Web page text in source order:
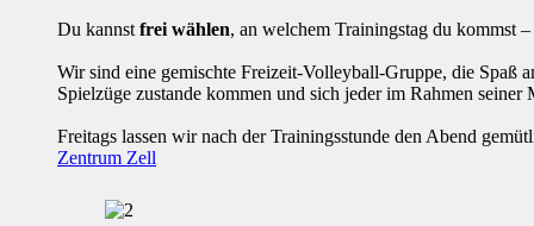
Du kannst frei wählen, an welchem Trainingstag du kommst –
Wir sind eine gemischte Freizeit-Volleyball-Gruppe, die Spaß
Spielzüge zustande kommen und sich jeder im Rahmen
Freitags lassen wir nach der Trainingsstunde den Abend
Zentrum Zell